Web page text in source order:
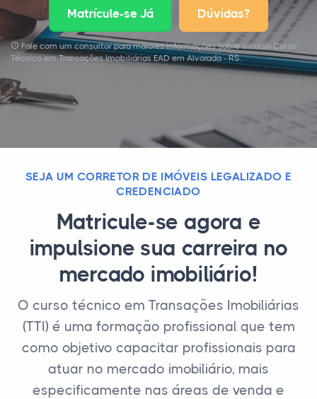
Matrícule-se Já Dúvidas?
Fale com um consultor para maiores informações sobre o curso Curso
Técnico em Transações Imobiliárias EAD em Alvorada - RS.
SEJA UM CORRETOR DE IMÓVEIS LEGALIZADO E
CREDENCIADO
Matricule-se agora e
impulsione sua carreira no
mercado imobiliário!
O curso técnico em Transações Imobiliárias
(TTI) é uma formação profissional que tem
como objetivo capacitar profissionais para
atuar no mercado imobiliário, mais
especificamente nas áreas de venda e